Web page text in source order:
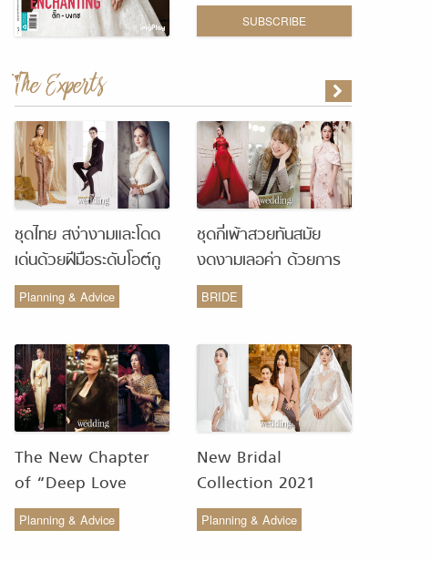
SUBSCRIBE
The Experts
ชุดไทย สง่างามและโดด
เด่นด้วยฝีมือระดับโอต์กู
ตูร์ จากห้องเสื้อ Vanus
Couture
Planning & Advice
ชุดกี่เพ้าสวยทันสมัย
งดงามเลอค่า ด้วยการ
รังสรรค์จากห้องเสื้อ
Monique Wedding
BRIDE
The New Chapter
of “Deep Love
Wedding Studio” :
รังสรรค์ผ้าทอของไทยให้
Planning & Advice
New Bridal
Collection 2021
from COCO CHIC
สวย เรียบง่าย สไตล์มินิ
Planning & Advice